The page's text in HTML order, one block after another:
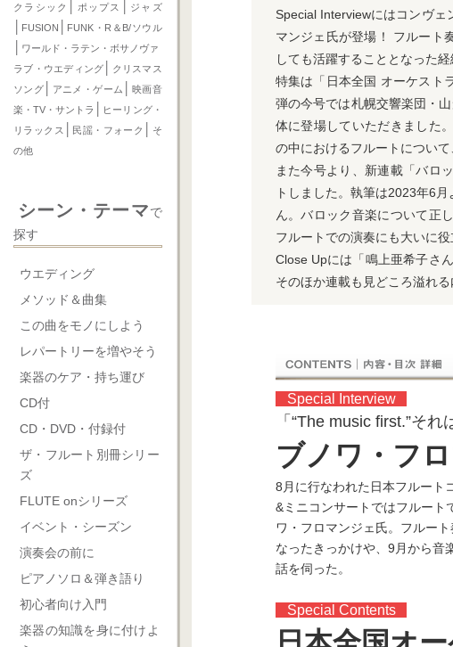
クラシック ポップス ジャズ
FUSION FUNK・R＆B/ソウル
ワールド・ラテン・ボサノヴァ
ラブ・ウエディング
クリスマス
ソング
アニメ・ゲーム
映画音
楽・TV・サントラ
ヒーリング・
リラックス
民謡・フォーク
そ
の他
シーン・テーマで
探す
ウエディング
メソッド＆曲集
この曲をモノにしよう
レパートリーを増やそう
楽器のケア・持ち運び
CD付
CD・DVD・付録付
ザ・フルート別冊シリー
ズ
FLUTE onシリーズ
イベント・シーズン
演奏会の前に
ピアノソロ＆弾き語り
初心者向け入門
楽器の知識を身に付けよ
Special Interviewにはコンヴェ
マンジェ氏が登場！ フルート
しても活躍することとなった
特集は「日本全国 オーケスト
弾の今号では札幌交響楽団・
体に登場していただきました
の中におけるフルートについ
また今号より、新連載「バロ
トしました。執筆は2023年6
ん。バロック音楽について正
フルートでの演奏にも大いに役
Close Upには「鳴上亜希子さ
そのほか連載も見どころ溢れる
Special Interview
「“The music first.”そ
ブノワ・フ
8月に行なわれた日本フルート
&ミニコンサートではフルート
ワ・フロマンジェ氏。フルー
なったきっかけや、9月から音
話を伺った。
Special Contents